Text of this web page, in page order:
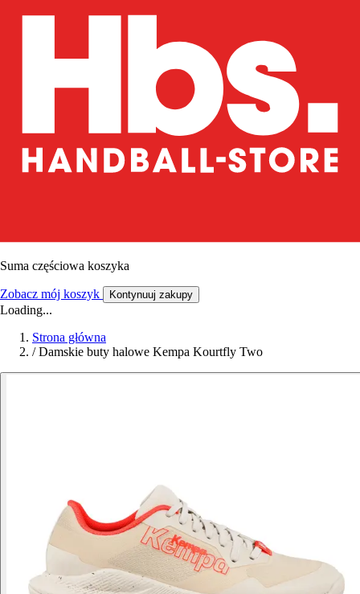
Suma częściowa koszyka
Zobacz mój koszyk Kontynuuj zakupy
Loading...
Strona główna
/ Damskie buty halowe Kempa Kourtfly Two